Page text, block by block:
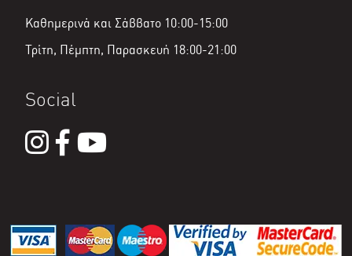
Καθημερινά και Σάββατο 10:00-15:00
Τρίτη, Πέμπτη, Παρασκευή 18:00-21:00
Social